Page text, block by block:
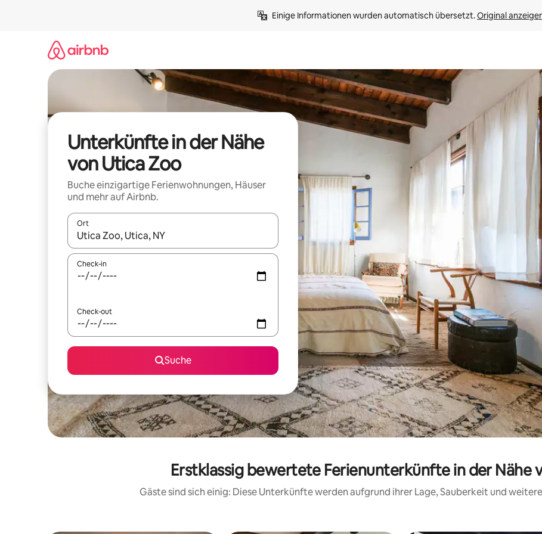
Einige Informationen wurden automatisch übersetzt. Original
Unterkünfte in der Nähe
von Utica Zoo
Buche einzigartige Ferienwohnungen, Häuser
und mehr auf Airbnb.
Ort
Wenn Ergebnisse verfügbar sind, navigiere mit den Pfeiltasten nach oben und unten oder erkunde die Ergebnisse durch
Check-in
Check-out
Suche
Erstklassig bewertete Ferienunterkünfte in der Nähe
Gäste sind sich einig: Diese Unterkünfte werden aufgrund ihrer Lage, Sauberkeit und